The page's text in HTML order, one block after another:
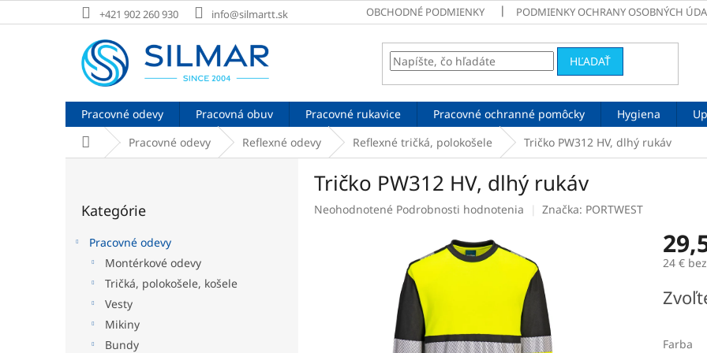
na
+421 902 260 930 info@silmartt.sk OBCHODNÉ PODMIENKY PODMIENKY OCHRANY OSOBNÝCH
HĽADAŤ
Pracovné odevy Pracovná obuv Pracovné rukavice Pracovné ochranné pomôcky Hygiena
DomovPracovné odevy Reflexné odevy Reflexné tričká, polokošele Tričko PW312 HV, dlhý rukáv
kategórie
Kategórie
Pracovné odevy
Montérkové odevy
Tričká, polokošele, košele
Vesty
Mikiny
Bundy
Tričko PW312 HV, dlhý rukáv
Priemerné
Neohodnotené Podrobnosti hodnotenia Značka: PORTWEST
24 €
cena:
Farba